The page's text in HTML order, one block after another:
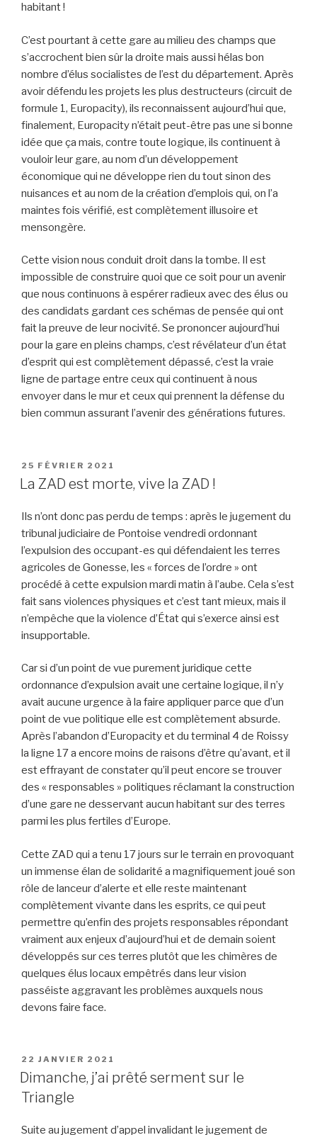
habitant !
C’est pourtant à cette gare au milieu des champs que
s’accrochent bien sûr la droite mais aussi hélas bon
nombre d’élus socialistes de l’est du département. Après
avoir défendu les projets les plus destructeurs (circuit de
formule 1, Europacity), ils reconnaissent aujourd’hui que,
finalement, Europacity n’était peut-être pas une si bonne
idée que ça mais, contre toute logique, ils continuent à
vouloir leur gare, au nom d’un développement
économique qui ne développe rien du tout sinon des
nuisances et au nom de la création d’emplois qui, on l’a
maintes fois vérifié, est complètement illusoire et
mensongère.
Cette vision nous conduit droit dans la tombe. Il est
impossible de construire quoi que ce soit pour un avenir
que nous continuons à espérer radieux avec des élus ou
des candidats gardant ces schémas de pensée qui ont
fait la preuve de leur nocivité. Se prononcer aujourd’hui
pour la gare en pleins champs, c’est révélateur d’un état
d’esprit qui est complètement dépassé, c’est la vraie
ligne de partage entre ceux qui continuent à nous
envoyer dans le mur et ceux qui prennent la défense du
bien commun assurant l’avenir des générations futures.
PUBLIÉ
LE
25 FÉVRIER 2021
La ZAD est morte, vive la ZAD !
Ils n’ont donc pas perdu de temps : après le jugement du
tribunal judiciaire de Pontoise vendredi ordonnant
l’expulsion des occupant-es qui défendaient les terres
agricoles de Gonesse, les « forces de l’ordre » ont
procédé à cette expulsion mardi matin à l’aube. Cela s’est
fait sans violences physiques et c’est tant mieux, mais il
n’empêche que la violence d’État qui s’exerce ainsi est
insupportable.
Car si d’un point de vue purement juridique cette
ordonnance d’expulsion avait une certaine logique, il n’y
avait aucune urgence à la faire appliquer parce que d’un
point de vue politique elle est complètement absurde.
Après l’abandon d’Europacity et du terminal 4 de Roissy
la ligne 17 a encore moins de raisons d’être qu’avant, et il
est effrayant de constater qu’il peut encore se trouver
des « responsables » politiques réclamant la construction
d’une gare ne desservant aucun habitant sur des terres
parmi les plus fertiles d’Europe.
Cette ZAD qui a tenu 17 jours sur le terrain en provoquant
un immense élan de solidarité a magnifiquement joué son
rôle de lanceur d’alerte et elle reste maintenant
complètement vivante dans les esprits, ce qui peut
permettre qu’enfin des projets responsables répondant
vraiment aux enjeux d’aujourd’hui et de demain soient
développés sur ces terres plutôt que les chimères de
quelques élus locaux empêtrés dans leur vision
passéiste aggravant les problèmes auxquels nous
devons faire face.
PUBLIÉ
LE
22 JANVIER 2021
Dimanche, j’ai prêté serment sur le
Triangle
Suite au jugement d’appel invalidant le jugement de